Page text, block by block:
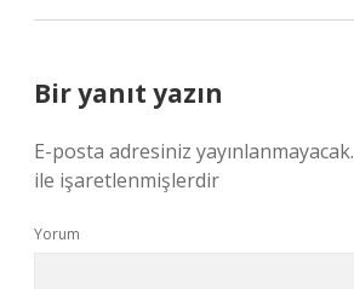
Bir yanıt yazın
E-posta adresiniz yayınlanmayacak.
ile işaretlenmişlerdir
Yorum